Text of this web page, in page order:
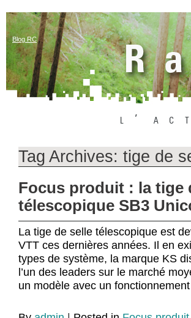
Blog RC
Tag Archives: tige de
Focus produit : la tige
télescopique SB3
La tige de selle télescopique est
VTT ces dernières années. Il en
types de système, la marque KS
l’un des leaders sur le marché
un modèle avec un